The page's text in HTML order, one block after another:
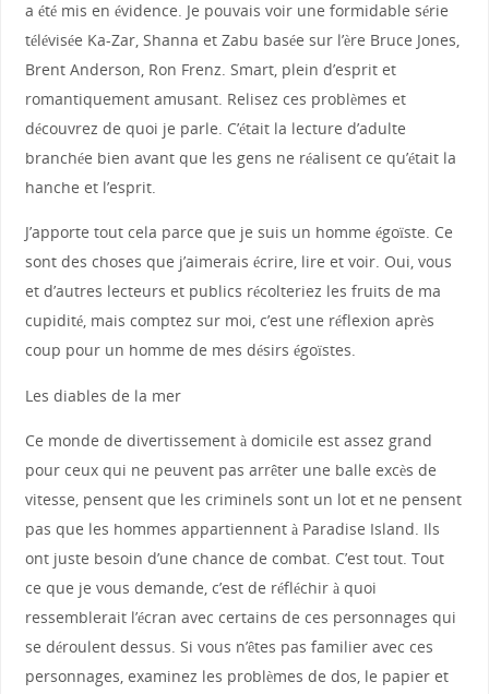
a été mis en évidence. Je pouvais voir une formidable série
télévisée Ka-Zar, Shanna et Zabu basée sur l’ère Bruce Jones,
Brent Anderson, Ron Frenz. Smart, plein d’esprit et
romantiquement amusant. Relisez ces problèmes et
découvrez de quoi je parle. C’était la lecture d’adulte
branchée bien avant que les gens ne réalisent ce qu’était la
hanche et l’esprit.
J’apporte tout cela parce que je suis un homme égoïste. Ce
sont des choses que j’aimerais écrire, lire et voir. Oui, vous
et d’autres lecteurs et publics récolteriez les fruits de ma
cupidité, mais comptez sur moi, c’est une réflexion après
coup pour un homme de mes désirs égoïstes.
Les diables de la mer
Ce monde de divertissement à domicile est assez grand
pour ceux qui ne peuvent pas arrêter une balle excès de
vitesse, pensent que les criminels sont un lot et ne pensent
pas que les hommes appartiennent à Paradise Island. Ils
ont juste besoin d’une chance de combat. C’est tout. Tout
ce que je vous demande, c’est de réfléchir à quoi
ressemblerait l’écran avec certains de ces personnages qui
se déroulent dessus. Si vous n’êtes pas familier avec ces
personnages, examinez les problèmes de dos, le papier et